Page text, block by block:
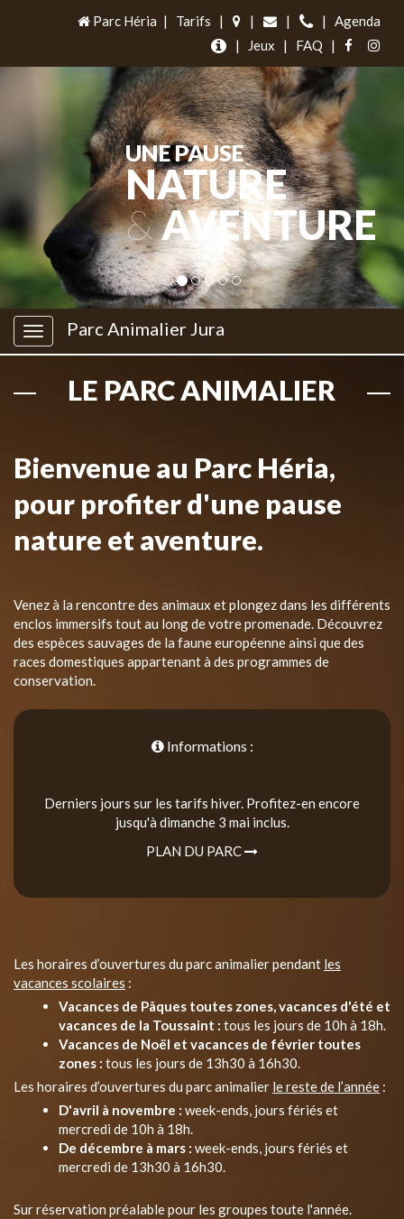
Parc Héria | Tarifs | | | |
Agenda
|
Jeux | FAQ |
UNE PAUSE
NATURE
&AVENTURE
Parc Animalier Jura
LE PARC ANIMALIER
Bienvenue au Parc Héria,
pour profiter d'une pause
nature et aventure.
Venez à la rencontre des animaux et plongez dans les différents
enclos immersifs tout au long de votre promenade. Découvrez
des espèces sauvages de la faune européenne ainsi que des
races domestiques appartenant à des programmes de
conservation.
Informations :
Derniers jours sur les tarifs hiver. Profitez-en encore
jusqu'à dimanche 3 mai inclus.
PLAN DU PARC
Les horaires d’ouvertures du parc animalier pendant les
vacances scolaires :
Vacances de Pâques toutes zones, vacances d'été et
vacances de la Toussaint : tous les jours de 10h à 18h.
Vacances de Noël et vacances de février toutes
zones : tous les jours de 13h30 à 16h30.
Les horaires d’ouvertures du parc animalier le reste de l’année :
D'avril à novembre : week-ends, jours fériés et
mercredi de 10h à 18h.
De décembre à mars : week-ends, jours fériés et
mercredi de 13h30 à 16h30.
Sur réservation préalable pour les groupes toute l'année.